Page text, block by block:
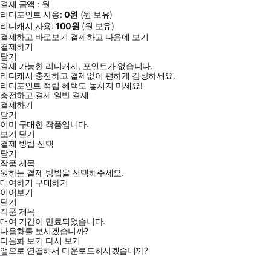
결제 금액 : 원
리디포인트 사용: 0원 (원 보유)
리디캐시 사용:100원 (원 보유)
결제하고 바로보기 결제하고 다음에 보기
결제하기
닫기
결제 가능한 리디캐시, 포인트가 없습니다.
리디캐시 충전하고 결제없이 편하게 감상하세요.
리디포인트 적립 혜택도 놓치지 마세요!
충전하고 결제 일반 결제
결제하기
닫기
이미 구매한 작품입니다.
보기 닫기
결제 방법 선택
닫기
작품 제목
원하는 결제 방법을 선택해주세요.
대여하기 구매하기
이어보기
닫기
작품 제목
대여 기간이 만료되었습니다.
다음화를 보시겠습니까?
다음화 보기 다시 보기
앱으로 연결해서 다운로드하시겠습니까?